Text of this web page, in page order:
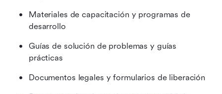
Materiales de capacitación y programas de
desarrollo
Guías de solución de problemas y guías
prácticas
Documentos legales y formularios de liberación